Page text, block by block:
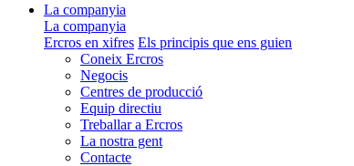
La companyia
La companyia
Ercros en xifres Els principis que ens guien
Coneix Ercros
Negocis
Centres de producció
Equip directiu
Treballar a Ercros
La nostra gent
Contacte